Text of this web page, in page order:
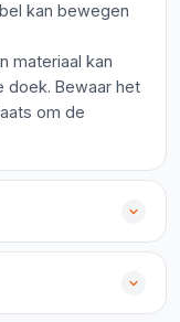
kan bewegen
materiaal kan
doek. Bewaar het
om de